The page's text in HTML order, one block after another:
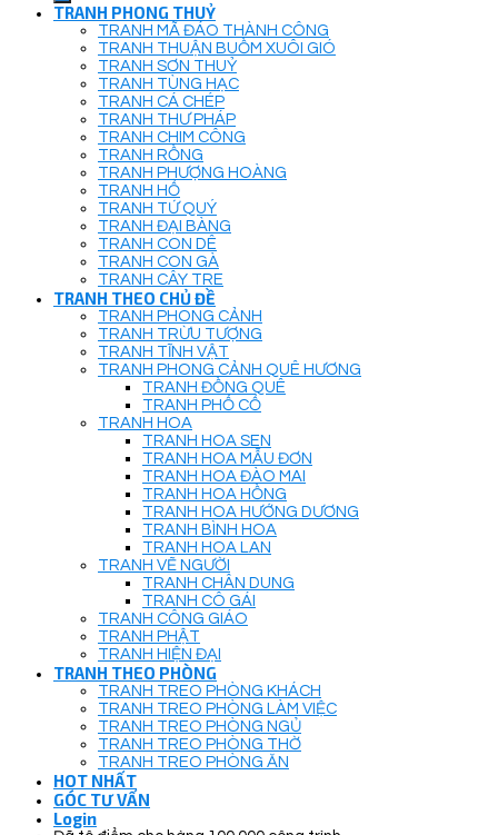
TRANH PHONG THUỶ
TRANH MÃ ĐÁO THÀNH CÔNG
TRANH THUẬN BUỒM XUÔI GIÓ
TRANH SƠN THUỶ
TRANH TÙNG HẠC
TRANH CÁ CHÉP
TRANH THƯ PHÁP
TRANH CHIM CÔNG
TRANH RỒNG
TRANH PHƯỢNG HOÀNG
TRANH HỔ
TRANH TỨ QUÝ
TRANH ĐẠI BÀNG
TRANH CON DÊ
TRANH CON GÀ
TRANH CÂY TRE
TRANH THEO CHỦ ĐỀ
TRANH PHONG CẢNH
TRANH TRỪU TƯỢNG
TRANH TĨNH VẬT
TRANH PHONG CẢNH QUÊ HƯƠNG
TRANH ĐỒNG QUÊ
TRANH PHỐ CỔ
TRANH HOA
TRANH HOA SEN
TRANH HOA MẪU ĐƠN
TRANH HOA ĐÀO MAI
TRANH HOA HỒNG
TRANH HOA HƯỚNG DƯƠNG
TRANH BÌNH HOA
TRANH HOA LAN
TRANH VẼ NGƯỜI
TRANH CHÂN DUNG
TRANH CÔ GÁI
TRANH CÔNG GIÁO
TRANH PHẬT
TRANH HIỆN ĐẠI
TRANH THEO PHÒNG
TRANH TREO PHÒNG KHÁCH
TRANH TREO PHÒNG LÀM VIỆC
TRANH TREO PHÒNG NGỦ
TRANH TREO PHÒNG THỜ
TRANH TREO PHÒNG ĂN
HOT NHẤT
GÓC TƯ VẤN
Login